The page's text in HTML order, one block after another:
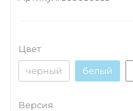
Цвет
черный
белый
Версия